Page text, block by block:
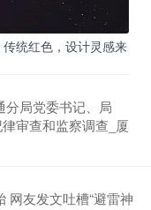
统红色，设计灵感来
分局党委书记、局
审查和监察调查_厦
网友发文吐槽“避雷神